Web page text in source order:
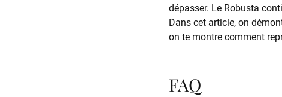
dépasser. Le Robusta
Dans cet article, on
on te montre comment
FAQ